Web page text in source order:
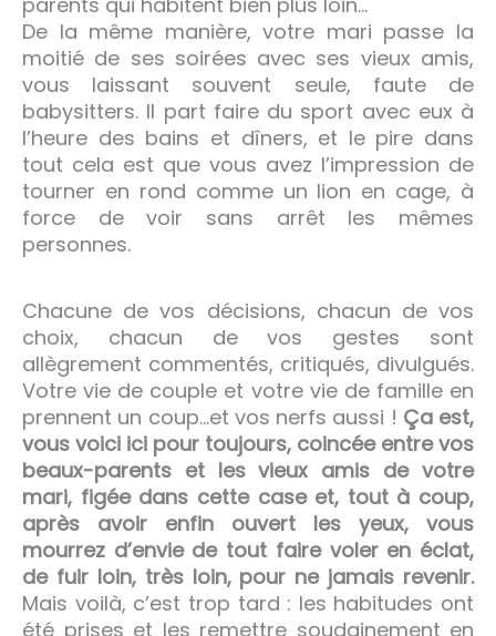
De la même manière, votre mari passe la
moitié de ses soirées avec ses vieux amis,
vous laissant souvent seule, faute de
babysitters. Il part faire du sport avec eux à
l’heure des bains et dîners, et le pire dans
tout cela est que vous avez l’impression de
tourner en rond comme un lion en cage, à
force de voir sans arrêt les mêmes
personnes.
Chacune de vos décisions, chacun de vos
choix, chacun de vos gestes sont
allègrement commentés, critiqués, divulgués.
Votre vie de couple et votre vie de famille en
prennent un coup…et vos nerfs aussi ! Ça est,
vous voici ici pour toujours, coincée entre vos
beaux-parents et les vieux amis de votre
mari, figée dans cette case et, tout à coup,
après avoir enfin ouvert les yeux, vous
mourrez d’envie de tout faire voler en éclat,
de fuir loin, très loin, pour ne jamais revenir.
Mais voilà, c’est trop tard : les habitudes ont
été prises et les remettre soudainement en